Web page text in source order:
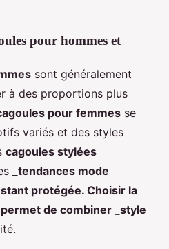
pour hommes et
sont généralement
à des proportions plus
pour femmes se
variés et des styles
cagoules stylées
_tendances mode
protégée. Choisir la
de combiner _style